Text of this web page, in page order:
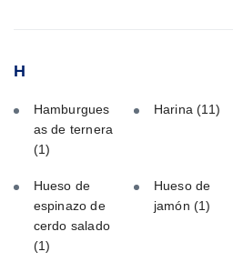
H
Hamburgues
as de ternera
(1)
Harina(11)
Hueso de
espinazo de
cerdo salado
(1)
Hueso de
jamón (1)